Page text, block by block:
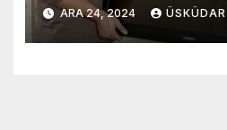
ARA 24, 2024